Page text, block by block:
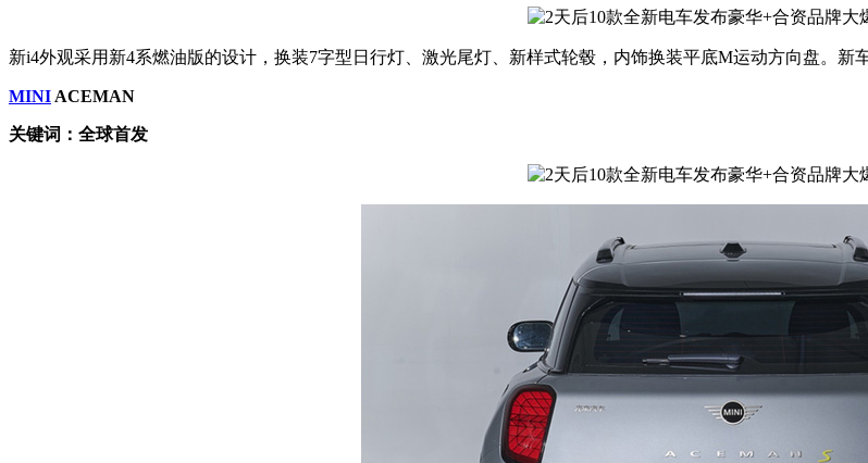
新i4外观采用新4系燃油版的设计，换装7字型日行灯、激光尾灯、新样式轮毂，内饰换装平底M运动方向盘。新
MINI ACEMAN
关键词：全球首发